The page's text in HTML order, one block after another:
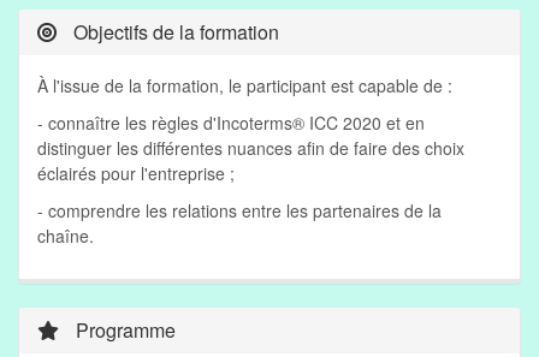
Objectifs de la formation
À l'issue de la formation, le participant est capable de :
- connaître les règles d'Incoterms® ICC 2020 et en
distinguer les différentes nuances afin de faire des choix
éclairés pour l'entreprise ;
- comprendre les relations entre les partenaires de la
chaîne.
Programme